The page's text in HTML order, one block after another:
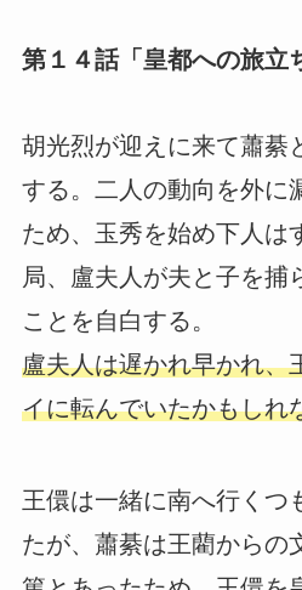
第１４話「皇都への旅立
胡光烈が迎えに来て蕭綦
する。二人の動向を外に
ため、玉秀を始め下人は
局、盧夫人が夫と子を捕
ことを自白する。
盧夫人は遅かれ早かれ、
イに転んでいたかもしれ
王儇は一緒に南へ行くつ
たが、蕭綦は王藺からの